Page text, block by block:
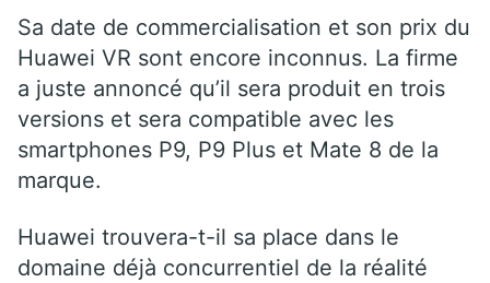
Sa date de commercialisation et son prix du
Huawei VR sont encore inconnus. La firme
a juste annoncé qu’il sera produit en trois
versions et sera compatible avec les
smartphones P9, P9 Plus et Mate 8 de la
marque.
Huawei trouvera-t-il sa place dans le
domaine déjà concurrentiel de la réalité